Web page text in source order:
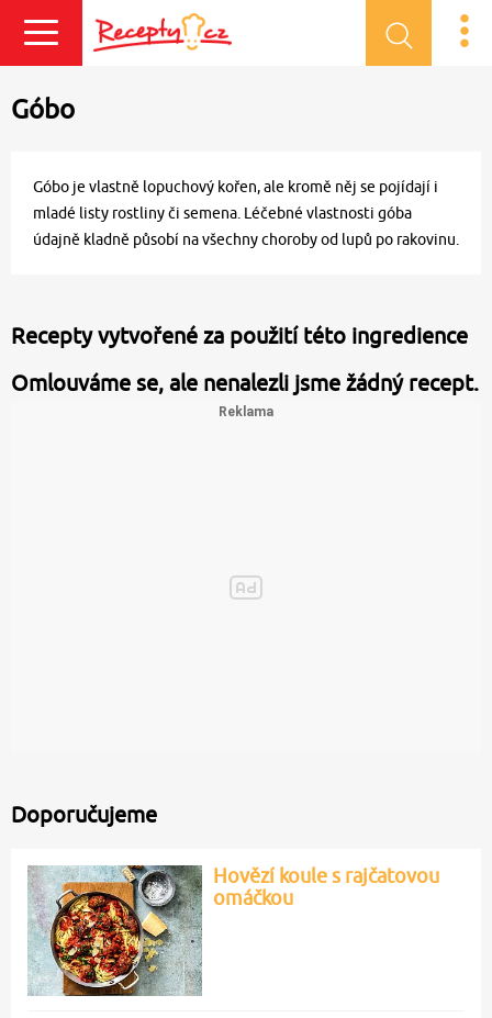
Přihlásit se
Góbo
Góbo je vlastně lopuchový kořen, ale kromě něj se pojídají i
mladé listy rostliny či semena. Léčebné vlastnosti góba
údajně kladně působí na všechny choroby od lupů po rakovinu.
Recepty vytvořené za použití této ingredience
Omlouváme se, ale nenalezli jsme žádný recept.
Doporučujeme
Hovězí koule s rajčatovou
omáčkou